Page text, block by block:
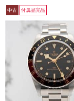
中古 付属品完品